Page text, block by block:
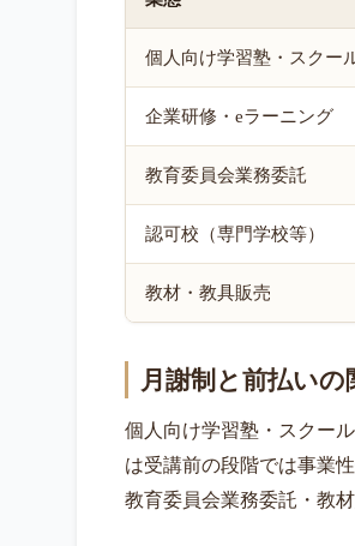
個人向け学習塾・スクー
企業研修・eラーニング
教育委員会業務委託
認可校（専門学校等）
教材・教具販売
月謝制と前払いの
個人向け学習塾・スクー
は受講前の段階では事業
教育委員会業務委託・教